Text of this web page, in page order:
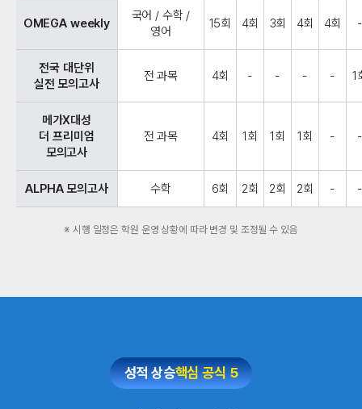
OMEGA weekly
국어 / 수학 /
영어
15회 4회 3회 4회 4회 -
전국 대단위
실전 모의고사
전 과목 4회 - - - - 1
메가X대성
더 프리미엄
모의고사
전 과목 4회 1회 1회 1회 - -
ALPHA 모의고사 수학 6회 2회 2회 2회 - -
※ 시행 일정은 학원 운영 상황에 따라 변경 및 조정될 수 있음
성적 상승핵심 공식 5